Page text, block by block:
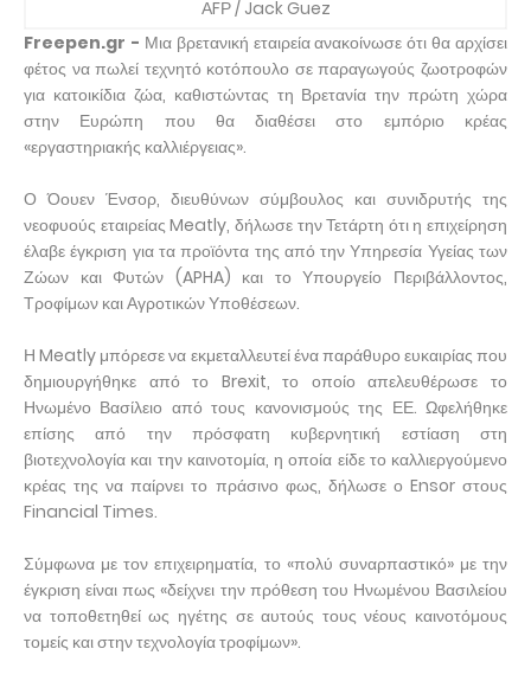
ΑFΡ / Jack Guez
Freepen.gr - Μια βρετανική εταιρεία ανακοίνωσε ότι θα αρχίσει
φέτος να πωλεί τεχνητό κοτόπουλο σε παραγωγούς ζωοτροφών
για κατοικίδια ζώα, καθιστώντας τη Βρετανία την πρώτη χώρα
στην Ευρώπη που θα διαθέσει στο εμπόριο κρέας
«εργαστηριακής καλλιέργειας».
Ο Όουεν Ένσορ, διευθύνων σύμβουλος και συνιδρυτής της
νεοφυούς εταιρείας Meatly, δήλωσε την Τετάρτη ότι η επιχείρηση
έλαβε έγκριση για τα προϊόντα της από την Υπηρεσία Υγείας των
Ζώων και Φυτών (APHA) και το Υπουργείο Περιβάλλοντος,
Τροφίμων και Αγροτικών Υποθέσεων.
Η Meatly μπόρεσε να εκμεταλλευτεί ένα παράθυρο ευκαιρίας που
δημιουργήθηκε από το Brexit, το οποίο απελευθέρωσε το
Ηνωμένο Βασίλειο από τους κανονισμούς της ΕΕ. Ωφελήθηκε
επίσης από την πρόσφατη κυβερνητική εστίαση στη
βιοτεχνολογία και την καινοτομία, η οποία είδε το καλλιεργούμενο
κρέας της να παίρνει το πράσινο φως, δήλωσε ο Ensor στους
Financial Times.
Σύμφωνα με τον επιχειρηματία, το «πολύ συναρπαστικό» με την
έγκριση είναι πως «δείχνει την πρόθεση του Ηνωμένου Βασιλείου
να τοποθετηθεί ως ηγέτης σε αυτούς τους νέους καινοτόμους
τομείς και στην τεχνολογία τροφίμων».